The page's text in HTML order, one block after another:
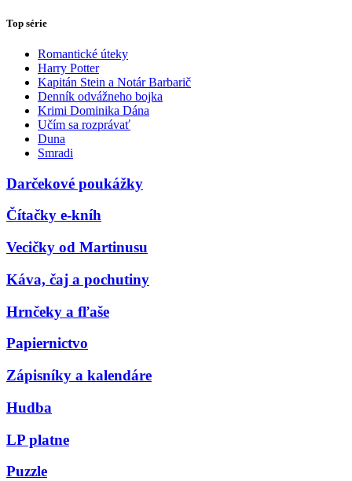
Top série
Romantické úteky
Harry Potter
Kapitán Stein a Notár Barbarič
Denník odvážneho bojka
Krimi Dominika Dána
Učím sa rozprávať
Duna
Smradi
Darčekové poukážky
Čítačky e-kníh
Vecičky od Martinusu
Káva, čaj a pochutiny
Hrnčeky a fľaše
Papiernictvo
Zápisníky a kalendáre
Hudba
LP platne
Puzzle